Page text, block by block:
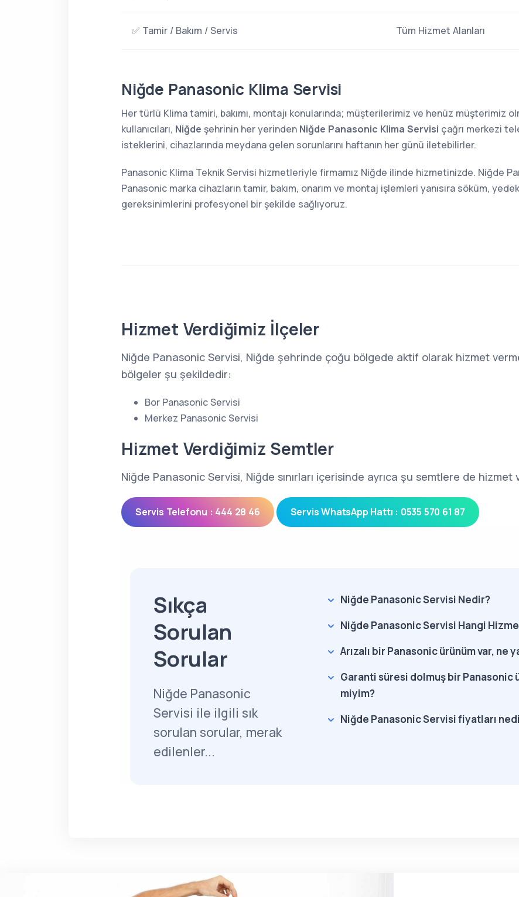
✅ Tamir / Bakım / Servis Tüm Hizmet Alanları
Niğde Panasonic Klima Servisi
Her türlü Klima tamiri, bakımı, montajı konularında; müşterilerimiz ve henüz müşterimiz
kullanıcıları, Niğde şehrinin her yerinden Niğde Panasonic Klima Servisi çağrı merkezi
isteklerini, cihazlarında meydana gelen sorunlarını haftanın her günü iletebilirler.
Panasonic Klima Teknik Servisi hizmetleriyle firmamız Niğde ilinde hizmetinizde. Niğde
Panasonic marka cihazların tamir, bakım, onarım ve montaj işlemleri yanısıra söküm,
gereksinimlerini profesyonel bir şekilde sağlıyoruz.
Hizmet Verdiğimiz İlçeler
Niğde Panasonic Servisi, Niğde şehrinde çoğu bölgede aktif olarak hizmet
bölgeler şu şekildedir:
Bor Panasonic Servisi
Merkez Panasonic Servisi
Hizmet Verdiğimiz Semtler
Niğde Panasonic Servisi, Niğde sınırları içerisinde ayrıca şu semtlere de hizmet
Servis Telefonu : 444 28 46 Servis WhatsApp Hattı : 0535 570 61 87
Sıkça
Sorulan
Sorular
Niğde Panasonic
Servisi ile ilgili sık
sorulan sorular, merak
edilenler...
Niğde Panasonic Servisi Nedir?
Niğde Panasonic Servisi Hangi
Arızalı bir Panasonic ürünüm var, ne
Garanti süresi dolmuş bir
miyim?
Niğde Panasonic Servisi fiyatları